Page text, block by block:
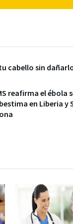
cabello sin
reafirma el ébola
en Liberia y